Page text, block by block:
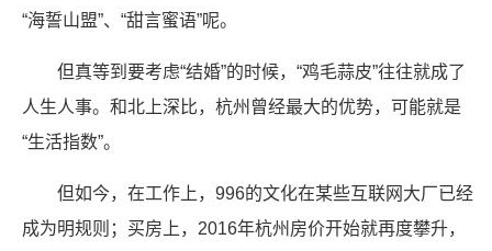
“海誓山盟”、“甜言蜜语”呢。
但真等到要考虑“结婚”的时候，“鸡毛蒜皮”往往就成了
人生人事。和北上深比，杭州曾经最大的优势，可能就是
“生活指数”。
但如今，在工作上，996的文化在某些互联网大厂已经
成为明规则；买房上，2016年杭州房价开始就再度攀升，